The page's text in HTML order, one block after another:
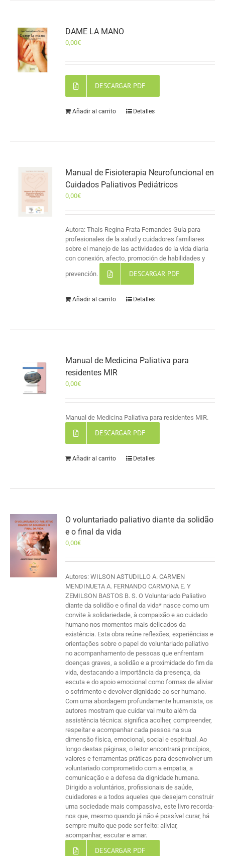
DAME LA MANO
0,00€
DESCARGAR PDF
Añadir al carrito Detalles
Manual de Fisioterapia Neurofuncional en
Cuidados Paliativos Pediátricos
0,00€
Autora: Thais Regina Frata Fernandes Guía para
profesionales de la salud y cuidadores familiares
sobre el manejo de las actividades de la vida diaria
con conexión, afecto, promoción de habilidades y
prevención. DESCARGAR PDF
Añadir al carrito Detalles
Manual de Medicina Paliativa para
residentes MIR
0,00€
Manual de Medicina Paliativa para residentes MIR.
DESCARGAR PDF
Añadir al carrito Detalles
O voluntariado paliativo diante da solidão
e o final da vida
0,00€
Autores: WILSON ASTUDILLO A. CARMEN
MENDINUETA A. FERNANDO CARMONA E. Y
ZEMILSON BASTOS B. S. O Voluntariado Paliativo
diante da solidão e o final da vida* nasce como um
convite à solidariedade, à compaixão e ao cuidado
humano nos momentos mais delicados da
existência. Esta obra reúne reflexões, experiências e
orientações sobre o papel do voluntariado paliativo
no acompanhamento de pessoas que enfrentam
doenças graves, a solidão e a proximidade do fim da
vida, destacando a importância da presença, da
escuta e do apoio emocional como formas de aliviar
o sofrimento e devolver dignidade ao ser humano.
Com uma abordagem profundamente humanista, os
autores mostram que cuidar vai muito além da
assistência técnica: significa acolher, compreender,
respeitar e acompanhar cada pessoa na sua
dimensão física, emocional, social e espiritual. Ao
longo destas páginas, o leitor encontrará princípios,
valores e ferramentas práticas para desenvolver um
voluntariado comprometido com a empatia, a
comunicação e a defesa da dignidade humana.
Dirigido a voluntários, profissionais de saúde,
cuidadores e a todos aqueles que desejam construir
uma sociedade mais compassiva, este livro recorda-
nos que, mesmo quando já não é possível curar, há
sempre muito que pode ser feito: aliviar,
acompanhar, escutar e amar.
DESCARGAR PDF